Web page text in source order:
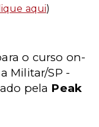
aqui)
o curso on-
Militar/SP -
pela Peak